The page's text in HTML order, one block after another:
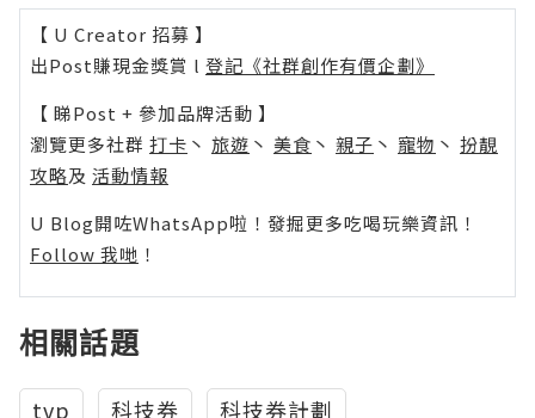
【 U Creator 招募 】
出Post賺現金獎賞 l 登記《社群創作有價企劃》
【 睇Post + 參加品牌活動 】
瀏覽更多社群 打卡 丶 旅遊 丶 美食 丶 親子 丶 寵物 丶 扮靚
攻略及 活動情報
U Blog開咗WhatsApp啦！發掘更多吃喝玩樂資訊！
Follow 我哋 ！
相關話題
tvp 科技券
科技券計劃